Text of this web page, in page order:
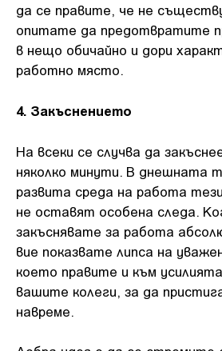
да се правите, че не
опитате да предотвратите
в нещо обичайно и дори
работно място.
4. Закъснението
На всеки се случва да
няколко минути. В днешната
развита среда на работа
не оставят особена следа.
закъснявате за работа
вие показвате липса на
което правите и към
вашите колеги, за да
навреме.